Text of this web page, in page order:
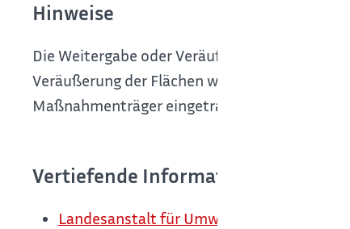
Hinweise
Die Weitergabe oder Veräußerung von
Veräußerung der Flächen wird im Ökokonto-
Maßnahmenträger eingetragen.
Vertiefende Informationen
Landesanstalt für Umwelt Baden-